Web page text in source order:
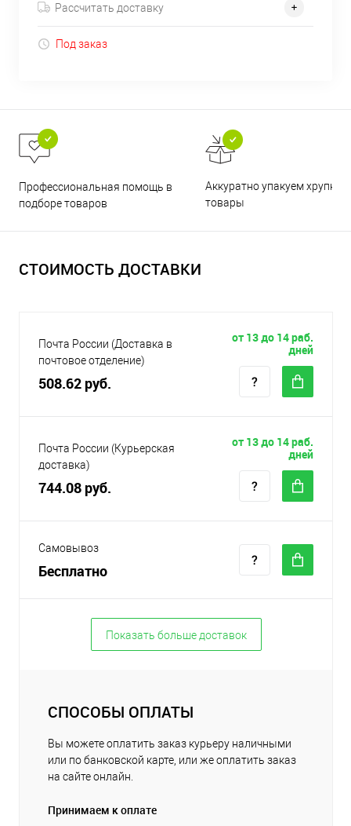
Рассчитать доставку
Под заказ
Профессиональная помощь в
подборе товаров
Аккуратно упакуем хрупкие
товары
СТОИМОСТЬ ДОСТАВКИ
Почта России (Доставка в
почтовое отделение)
508.62 руб.
от 13 до 14 раб.
дней
Почта России (Курьерская
доставка)
744.08 руб.
от 13 до 14 раб.
дней
Самовывоз
Бесплатно
Показать больше доставок
СПОСОБЫ ОПЛАТЫ
Вы можете оплатить заказ курьеру наличными
или по банковской карте, или же оплатить заказ
на сайте онлайн.
Принимаем к оплате